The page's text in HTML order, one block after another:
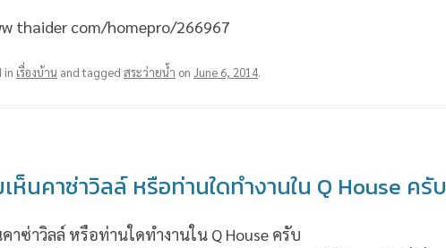
thaider com/homepro/266967
in เรื่องบ้าน and tagged สระว่ายน้ำ on June 6, 2014.
ห็นคาซ่าวิลล์ หรือท่านใดทำงานใน Q House ครับ
าซ่าวิลล์ หรือท่านใดทำงานใน Q House ครับ